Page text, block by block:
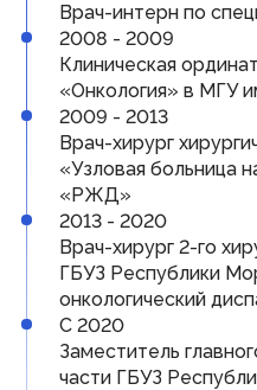
Информация
Противодействие
Кадровое обеспечение
Информационные и
Доклад о состоянии
Законодательные органы
Публичные слушания
Молодежный парламент
Гражданам
Виртуальная приемная
Контакты
Трансляции заседаний
Полезные ресурсы
Врач-интерн по
2008 - 2009
Клиническая
«Онкология» в МГУ
2009 - 2013
Врач-хирург
«Узловая больница
«РЖД»
2013 - 2020
Врач-хирург 2-го
ГБУЗ Республики
онкологический
С 2020
Заместитель
части ГБУЗ